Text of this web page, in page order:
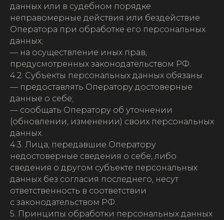
данных или в судебном порядке
неправомерные действия или бездействие
Оператора при обработке его персональных
данных;
— на осуществление иных прав,
предусмотренных законодательством РФ.
4.2. Субъекты персональных данных обязаны:
— предоставлять Оператору достоверные
данные о себе;
— сообщать Оператору об уточнении
(обновлении, изменении) своих персональных
данных.
4.3. Лица, передавшие Оператору
недостоверные сведения о себе, либо
сведения о другом субъекте персональных
данных без согласия последнего, несут
ответственность в соответствии
с законодательством РФ.
5. Принципы обработки персональных данных